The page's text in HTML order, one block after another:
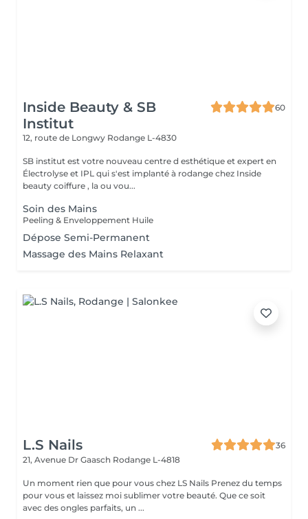
Inside Beauty & SB
Institut
60
12, route de Longwy Rodange L-4830
SB institut est votre nouveau centre d esthétique et expert en
Électrolyse et IPL qui s'est implanté à rodange chez Inside
beauty coiffure , la ou vou...
Soin des Mains
Peeling & Enveloppement Huile
Dépose Semi-Permanent
Massage des Mains Relaxant
L.S Nails
36
21, Avenue Dr Gaasch Rodange L-4818
Un moment rien que pour vous chez LS Nails Prenez du temps
pour vous et laissez moi sublimer votre beauté. Que ce soit
avec des ongles parfaits, un ...